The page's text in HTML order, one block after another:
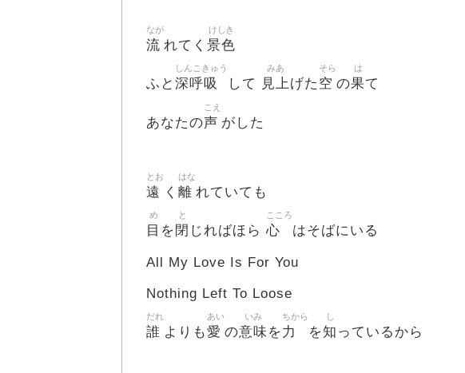
流
なが
れてく 景色
けしき
ふと 深呼吸
しんこきゅう
して 見上
みあ
げた 空
そら
の果
は
て
あなたの声
こえ
がした
遠
とお
く 離
はな
れていても
目
め
を 閉
と
じればほら 心
こころ
はそばにいる
All My Love Is For You
Nothing Left To Loose
誰
だれ
よりも愛
あい
の意味
いみ
を力
ちから
を知
し
っているから